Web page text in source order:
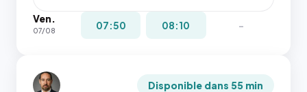
Ven.
07/08 07:50 08:10 -
Disponible dans 55 min